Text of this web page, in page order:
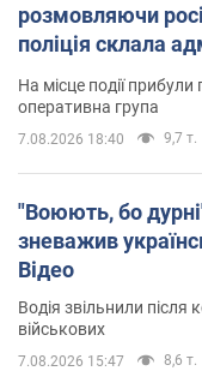
розмовляючи
поліція склала
На місце події прибули
оперативна група
7.08.2026 18:40 9,7 т.
"Воюють, бо
зневажив
Відео
Водія звільнили
військових
7.08.2026 15:47 8,6 т.